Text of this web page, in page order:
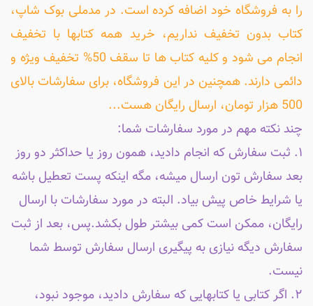
را به فروشگاه خود اضافه کرده است. در مدملی بوک شاپ،
کتاب بدون تخفیف نداریم، خرید همه کتابها با تخفیف
انجام می شود و کلیه کتاب ها تا سقف 50% تخفیف ویژه و
دائمی دارند. همچنین در این فروشگاه، برای سفارشات بالای
500 هزار تومان، ارسال رایگان هست...
چند نکته مهم در مورد سفارشات شما:
۱. ثبت سفارش که انجام دادید، همون روز یا حداکثر دو روز
بعد سفارش تون ارسال میشه، مگه اینکه پست تعطیل باشه
یا شرایط خاص پیش بیاد. البته در مورد سفارشات با ارسال
رایگان، ممکن است کمی بیشتر طول بکشد.پس، بعد از ثبت
سفارش دیگه نیازی به پیگیری ارسال سفارش توسط شما
نیست.
۲. اگر کتابی یا کتابهایی که سفارش دادید، موجود نبود،